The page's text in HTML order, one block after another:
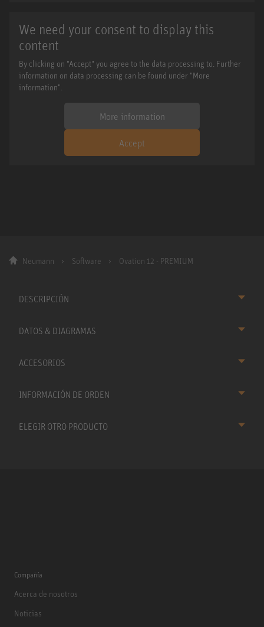
We need your consent to display this
content
By clicking on "Accept" you agree to the data processing to. Further
information on data processing can be found under "More
information".
More information
Accept
Neumann Software Ovation 12 - PREMIUM
DESCRIPCIÓN
DATOS & DIAGRAMAS
ACCESORIOS
INFORMACIÓN DE ORDEN
ELEGIR OTRO PRODUCTO
Compañía
Acerca de nosotros
Noticias